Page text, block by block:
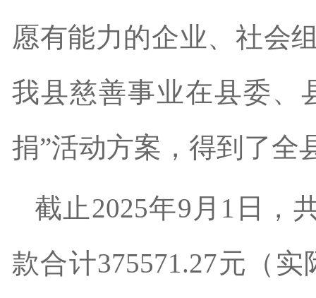
愿有能力的企业、社会
我县慈善事业在县委、
捐”活动方案 ，得到了全
截止2025年9 月 1日，
款合计375571.27元 （